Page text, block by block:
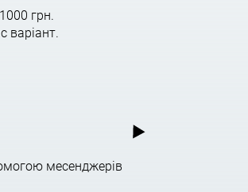
грн.
варіант.
месенджерів